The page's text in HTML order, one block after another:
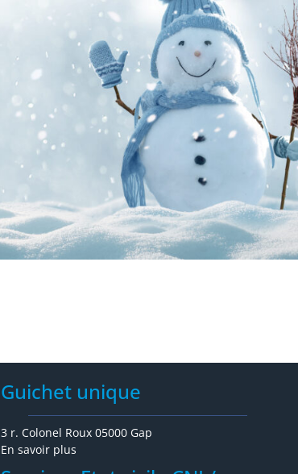
Guichet unique
3 r. Colonel Roux 05000 Gap
En savoir plus